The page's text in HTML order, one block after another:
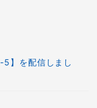
】を配信しまし